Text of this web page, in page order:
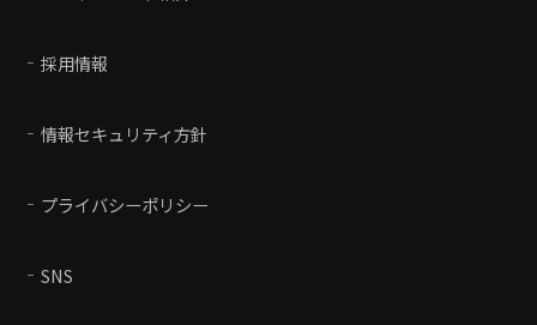
採用情報
情報セキュリティ方針
プライバシーポリシー
SNS